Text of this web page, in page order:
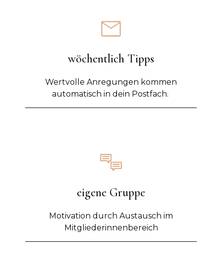
wöchentlich Tipps
Wertvolle Anregungen kommen
automatisch in dein Postfach.
eigene Gruppe
Motivation durch Austausch im
Mitgliederinnenbereich